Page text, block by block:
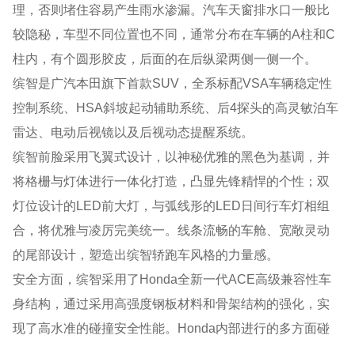
理，否则堵住容易产生雨水渗漏。汽车天窗排水口一般比
较隐秘，车型不同位置也不同，通常分布在车辆的A柱和C
柱内，有个圆形胶皮，后面的在后纵梁两侧一侧一个。
缤智是广汽本田旗下首款SUV，全系标配VSA车辆稳定性
控制系统、HSA斜坡起动辅助系统、后4探头的高灵敏泊车
雷达、电动后视镜以及后视动态提醒系统。
缤智前脸采用飞翼式设计，以神秘优雅的黑色为基调，并
将格栅与灯体进行一体化打造，凸显先锋精悍的个性；双
灯位设计的LED前大灯，与弧线形的LED日间行车灯相组
合，将优雅与凌厉完美统一。线条流畅的车舱、宽敞灵动
的尾部设计，塑造出缤智轿跑车风格的力量感。
安全方面，缤智采用了Honda全新一代ACE高级兼容性车
身结构，通过采用高强度钢板材料和骨架结构的强化，实
现了高水准的碰撞安全性能。Honda内部进行的多方面碰